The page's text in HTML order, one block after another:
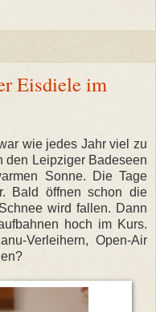
Eisdiele im
wie jedes Jahr viel zu
den Leipziger Badeseen
Sonne. Die Tage
Bald öffnen schon die
wird fallen. Dann
hoch im Kurs.
Verleihern, Open-Air